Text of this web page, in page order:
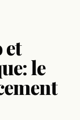
et
le